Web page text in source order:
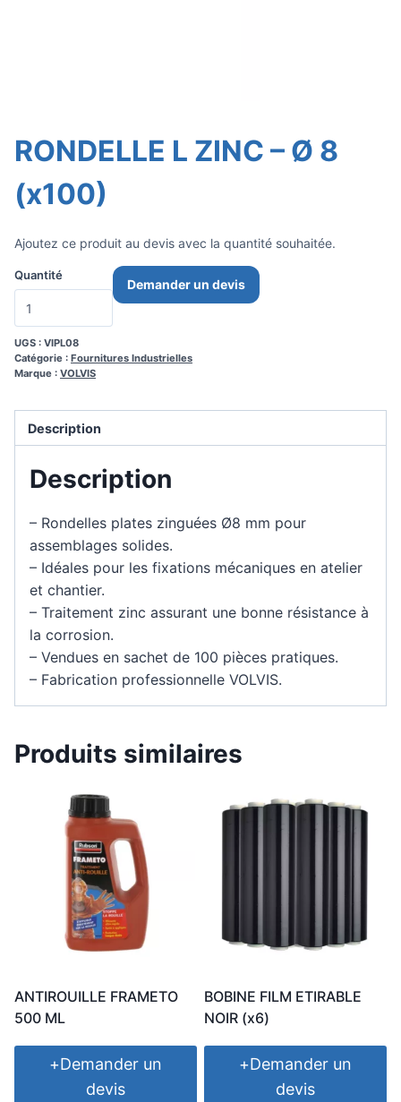
RONDELLE L ZINC – Ø 8
(x100)
Ajoutez ce produit au devis avec la quantité souhaitée.
Quantité
Demander un devis
UGS : VIPL08
Catégorie : Fournitures Industrielles
Marque : VOLVIS
Description
Description
– Rondelles plates zinguées Ø8 mm pour
assemblages solides.
– Idéales pour les fixations mécaniques en atelier
et chantier.
– Traitement zinc assurant une bonne résistance à
la corrosion.
– Vendues en sachet de 100 pièces pratiques.
– Fabrication professionnelle VOLVIS.
Produits similaires
ANTIROUILLE FRAMETO
500 ML
+Demander un
devis
BOBINE FILM ETIRABLE
NOIR (x6)
+Demander un
devis